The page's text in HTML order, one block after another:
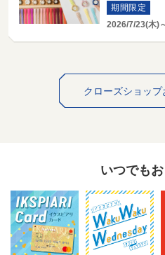
期間限定
2026/7/23(木)
クローズショッ
いつでもお